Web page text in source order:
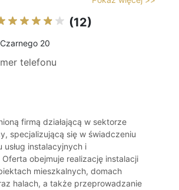
(12)
20
telefonu
firmą działającą w sektorze
specjalizującą się w świadczeniu
usług instalacyjnych i
obejmuje realizację instalacji
mieszkalnych, domach
halach, a także przeprowadzanie